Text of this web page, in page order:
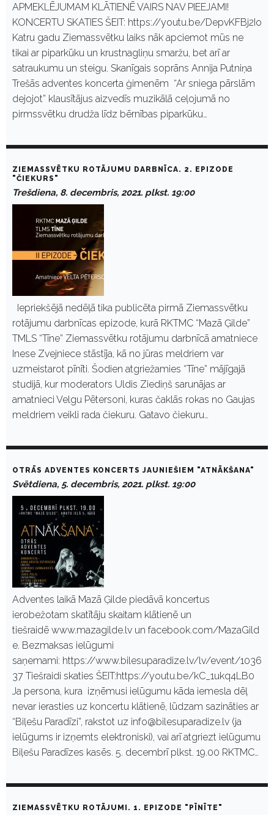
APMEKLĒJUMAM KLĀTIENĒ VAIRS NAV PIEEJAMI!
KONCERTU SKATIES ŠEIT: https://youtu.be/DepvKFBj2Io
Katru gadu Ziemassvētku laiks nāk apciemot mūs ne
tikai ar piparkūku un krustnagliņu smaržu, bet arī ar
satraukumu un steigu. Skanīgais soprāns Annija Putniņa
Trešās adventes koncerta ģimenēm “Ar sniega pārslām
dejojot” klausītājus aizvedīs muzikālā ceļojumā no
pirmssvētku drudža līdz bērnības piparkūku…
ZIEMASSVĒTKU ROTĀJUMU DARBNĪCA. 2. EPIZODE
"ČIEKURS"
Trešdiena, 8. decembris, 2021. plkst. 19:00
Iepriekšējā nedēļā tika publicēta pirmā Ziemassvētku
rotājumu darbnīcas epizode, kurā RKTMC “Mazā Ģilde”
TMLS “Tīne” Ziemassvētku rotājumu darbnīcā amatniece
Inese Zvejniece stāstīja, kā no jūras meldriem var
uzmeistarot pīnīti. Šodien atgriežamies “Tīne” mājīgajā
studijā, kur moderators Uldis Ziediņš sarunājas ar
amatnieci Velgu Pētersoni, kuras čaklās rokas no Gaujas
meldriem veikli rada čiekuru. Gatavo čiekuru…
OTRĀS ADVENTES KONCERTS JAUNIEŠIEM "ATNĀKŠANA"
Svētdiena, 5. decembris, 2021. plkst. 19:00
Adventes laikā Mazā Ģilde piedāvā koncertus
ierobežotam skatītāju skaitam klātienē un
tiešraidē www.mazagilde.lv un facebook.com/MazaGild
e. Bezmaksas ielūgumi
saņemami: https://www.bilesuparadize.lv/lv/event/1036
37 Tiešraidi skaties ŠEIT:https://youtu.be/kC_1ukq4LB0
Ja persona, kura izņēmusi ielūgumu kāda iemesla dēļ
nevar ierasties uz koncertu klātienē, lūdzam sazināties ar
“Biļešu Paradīzi”, rakstot uz info@bilesuparadize.lv (ja
ielūgums ir izņemts elektroniski), vai arī atgriezt ielūgumu
Biļešu Paradīzes kasēs. 5. decembrī plkst. 19.00 RKTMC…
ZIEMASSVĒTKU ROTĀJUMI. 1. EPIZODE "PĪNĪTE"